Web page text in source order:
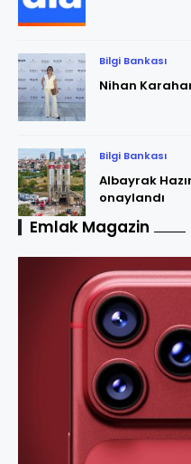
Bilgi Bankası
Nihan
Bilgi Bankası
Albayrak Hazır Beton’un
onaylandı
Emlak Magazin